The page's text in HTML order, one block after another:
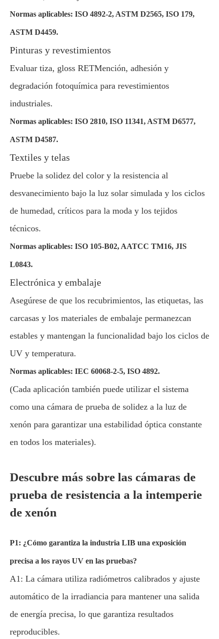
Normas aplicables: ISO 4892-2, ASTM D2565, ISO 179,
ASTM D4459.
Pinturas y revestimientos
Evaluar tiza, gloss RETMención, adhesión y
degradación fotoquímica para revestimientos
industriales.
Normas aplicables: ISO 2810, ISO 11341, ASTM D6577,
ASTM D4587.
Textiles y telas
Pruebe la solidez del color y la resistencia al
desvanecimiento bajo la luz solar simulada y los ciclos
de humedad, críticos para la moda y los tejidos
técnicos.
Normas aplicables: ISO 105-B02, AATCC TM16, JIS
L0843.
Electrónica y embalaje
Asegúrese de que los recubrimientos, las etiquetas, las
carcasas y los materiales de embalaje permanezcan
estables y mantengan la funcionalidad bajo los ciclos de
UV y temperatura.
Normas aplicables: IEC 60068-2-5, ISO 4892.
(Cada aplicación también puede utilizar el sistema
como una cámara de prueba de solidez a la luz de
xenón para garantizar una estabilidad óptica constante
en todos los materiales).
Descubre más sobre las cámaras de
prueba de resistencia a la intemperie
de xenón
P1: ¿Cómo garantiza la industria LIB una exposición
precisa a los rayos UV en las pruebas?
A1: La cámara utiliza radiómetros calibrados y ajuste
automático de la irradiancia para mantener una salida
de energía precisa, lo que garantiza resultados
reproducibles.